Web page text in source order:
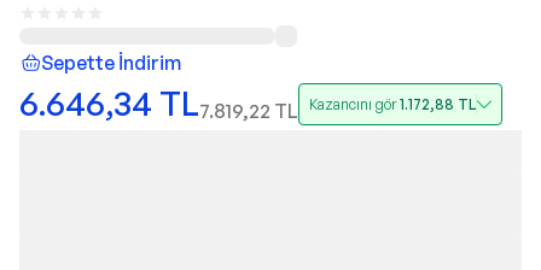
Sepette İndirim
6.646,34 TL7.819,22 TL Kazancını gör1.172,88 TL